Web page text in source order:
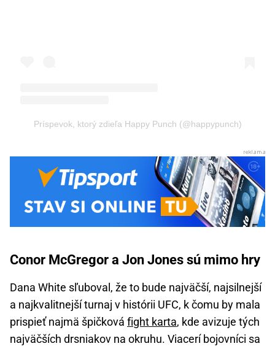
Príspevok, ktorý zdieľa Happy Punch (@happypunch)
Conor McGregor a Jon Jones sú mimo hry
Dana White sľuboval, že to bude najväčší, najsilnejší
a najkvalitnejší turnaj v histórii UFC, k čomu by mala
prispieť najmä špičková fight karta, kde avizuje tých
najväčších drsniakov na okruhu. Viacerí bojovníci sa